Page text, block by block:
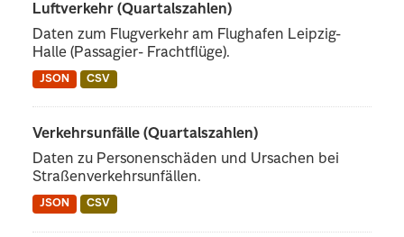
Luftverkehr (Quartalszahlen)
Daten zum Flugverkehr am Flughafen Leipzig-
Halle (Passagier- Frachtflüge).
JSON CSV
Verkehrsunfälle (Quartalszahlen)
Daten zu Personenschäden und Ursachen bei
Straßenverkehrsunfällen.
JSON CSV